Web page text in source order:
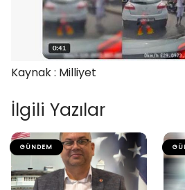
Kaynak : Milliyet
İlgili Yazılar
GÜNDEM